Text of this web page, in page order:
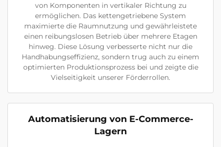
von Komponenten in vertikaler Richtung zu
ermöglichen. Das kettengetriebene System
maximierte die Raumnutzung und gewährleistete
einen reibungslosen Betrieb über mehrere Etagen
hinweg. Diese Lösung verbesserte nicht nur die
Handhabungseffizienz, sondern trug auch zu einem
optimierten Produktionsprozess bei und zeigte die
Vielseitigkeit unserer Förderrollen.
Automatisierung von E-Commerce-
Lagern